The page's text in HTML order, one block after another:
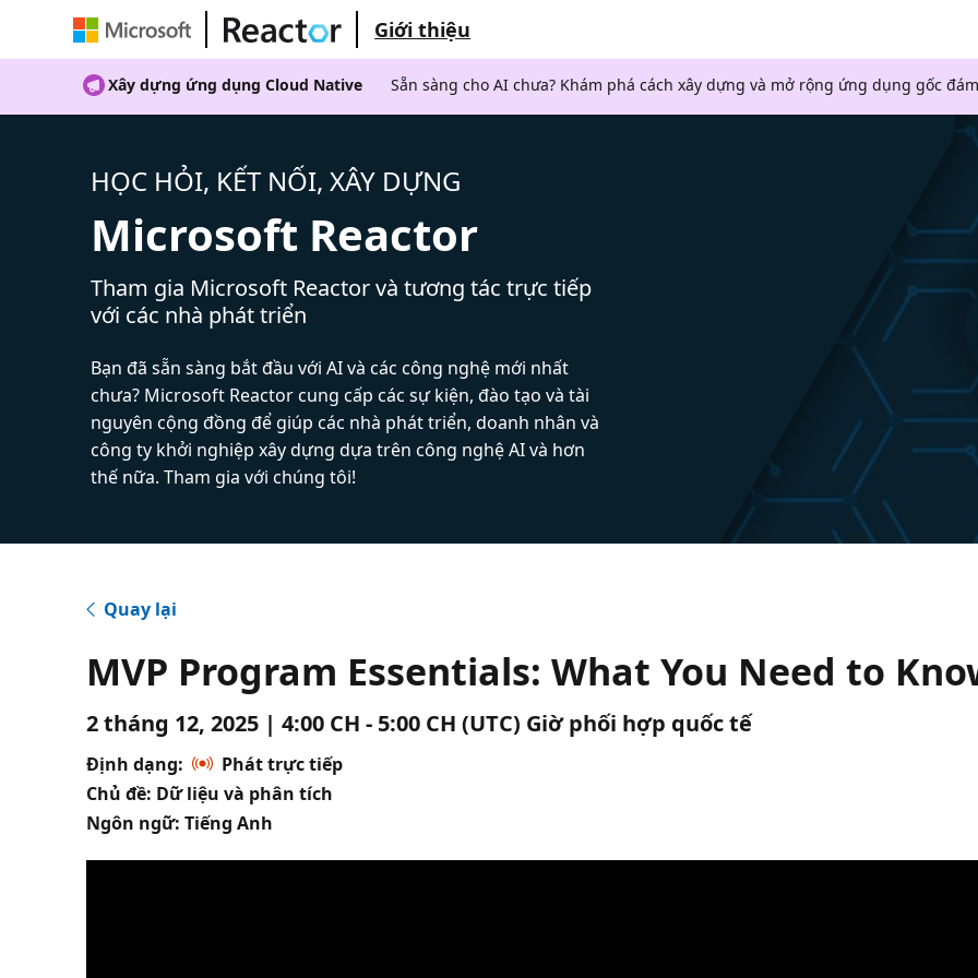
Giới thiệu
Xây dựng ứng dụng Cloud Native Sẵn sàng cho AI chưa? Khám phá cách xây dựng và mở rộng ứng dụng gốc
HỌC HỎI, KẾT NỐI, XÂY DỰNG
Microsoft Reactor
Tham gia Microsoft Reactor và tương tác trực tiếp
với các nhà phát triển
Bạn đã sẵn sàng bắt đầu với AI và các công nghệ mới nhất
chưa? Microsoft Reactor cung cấp các sự kiện, đào tạo và tài
nguyên cộng đồng để giúp các nhà phát triển, doanh nhân và
công ty khởi nghiệp xây dựng dựa trên công nghệ AI và hơn
thế nữa. Tham gia với chúng tôi!
Quay lại
MVP Program Essentials: What You Need to
2 tháng 12, 2025 | 4:00 CH - 5:00 CH (UTC) Giờ phối hợp quốc tế
Định dạng:
Phát trực tiếp
Chủ đề: Dữ liệu và phân tích
Ngôn ngữ: Tiếng Anh